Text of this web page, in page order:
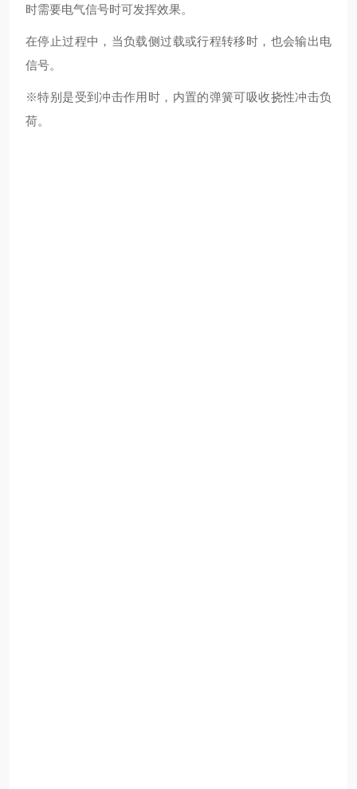
时需要电气信号时可发挥效果。
在停止过程中，当负载侧过载或行程转移时，也会输出电
信号。
※特别是受到冲击作用时，内置的弹簧可吸收挠性冲击负
荷。